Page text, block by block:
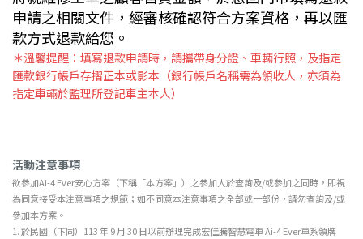
申請之相關文件，經審核確認符合方案資格，再以匯
款方式退款給您。
＊溫馨提醒：填寫退款申請時，請攜帶身分證、車輛行照，及指定
匯款銀行帳戶存摺正本或影本（銀行帳戶名稱需為領收人，亦須為
指定車輛於監理所登記車主本人）
活動注意事項
欲參加Ai-4 Ever安心方案（下稱「本方案」）之參加人於查詢及/或參加之同時，即視
為同意接受本注意事項之規範；如不同意本注意事項之全部或一部份，請勿查詢及/或
參加本方案。
1.於民國（下同）113 年 9 月 30 日以前辦理完成宏佳騰智慧電車 Ai-4 Ever車系領牌